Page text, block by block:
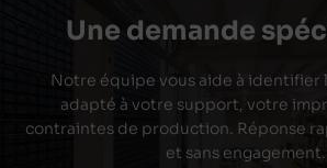
Une demande
Notre équipe vous aide à identifier
adapté à votre support, votre
contraintes de production. Réponse
et sans engagement.